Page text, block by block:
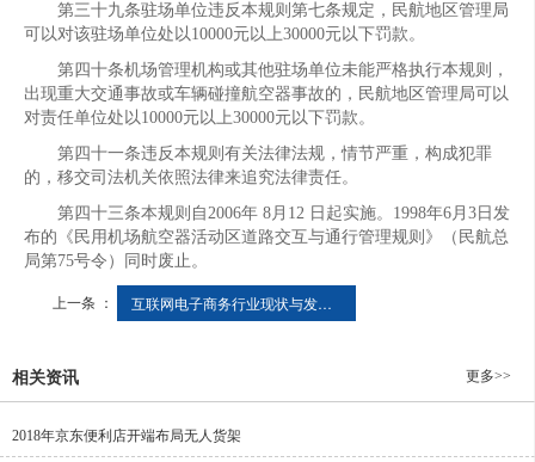
第三十九条驻场单位违反本规则第七条规定，民航地区管理局
可以对该驻场单位处以10000元以上30000元以下罚款。
第四十条机场管理机构或其他驻场单位未能严格执行本规则，
出现重大交通事故或车辆碰撞航空器事故的，民航地区管理局可以
对责任单位处以10000元以上30000元以下罚款。
第四十一条违反本规则有关法律法规，情节严重，构成犯罪
的，移交司法机关依照法律来追究法律责任。
第四十三条本规则自2006年 8月12 日起实施。1998年6月3日发
布的《民用机场航空器活动区道路交互与通行管理规则》（民航总
局第75号令）同时废止。
上一条 ： 互联网电子商务行业现状与发展的新趋势分析(2026年)
相关资讯 更多>>
2018年京东便利店开端布局无人货架